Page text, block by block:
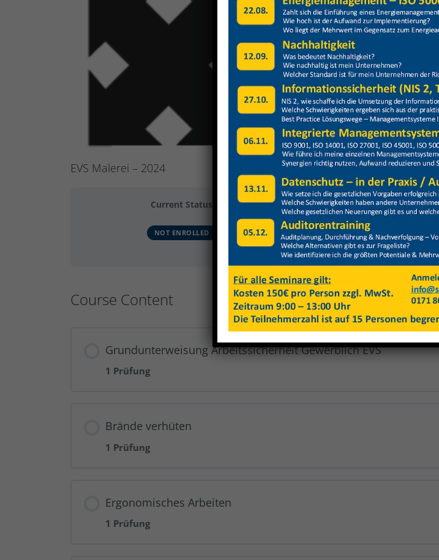
EVS Malerei – 2024
Current Status
NOT ENROLLED
Price
Closed
Course Content
Grundunterweisung Arbeitssicherheit Gewerblich EVS
1 Prüfung
Brände verhüten
1 Prüfung
Ergonomisches Arbeiten
1 Prüfung